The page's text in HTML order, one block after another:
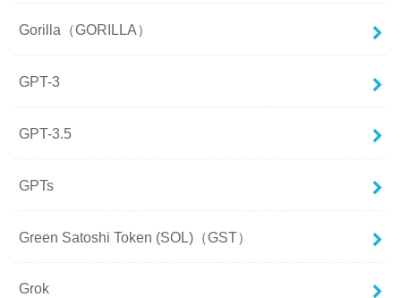
Gorilla（GORILLA）
GPT-3
GPT-3.5
GPTs
Green Satoshi Token (SOL)（GST）
Grok